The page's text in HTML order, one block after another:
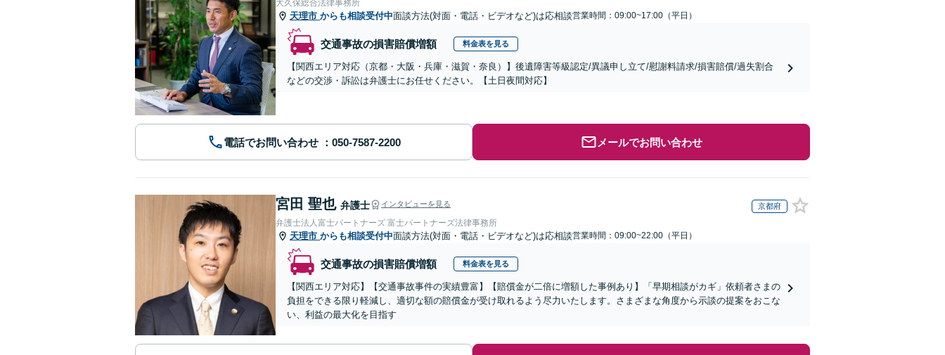
大久保総合法律事務所
天理市 からも相談受付中面談方法(対面・電話・ビデオなど)は応相談営業時間：09:00~17:00（平日）
交通事故の損害賠償増額 料金表を見る
【関西エリア対応（京都・大阪・兵庫・滋賀・奈良）】後遺障害等級認定/異議申し立て/慰謝料請求/損害賠償/過失割合
などの交渉・訴訟は弁護士にお任せください。【土日夜間対応】
電話でお問い合わせ メールでお問い合わせ
宮田 聖也 弁護士 インタビューを見る 京都府
弁護士法人富士パートナーズ 富士パートナーズ法律事務所
天理市 からも相談受付中面談方法(対面・電話・ビデオなど)は応相談営業時間：09:00~22:00（平日）
交通事故の損害賠償増額 料金表を見る
【関西エリア対応】【交通事故事件の実績豊富】【賠償金が二倍に増額した事例あり】「早期相談がカギ」依頼者さまの
負担をできる限り軽減し、適切な額の賠償金が受け取れるよう尽力いたします。さまざまな角度から示談の提案をおこな
い、利益の最大化を目指す